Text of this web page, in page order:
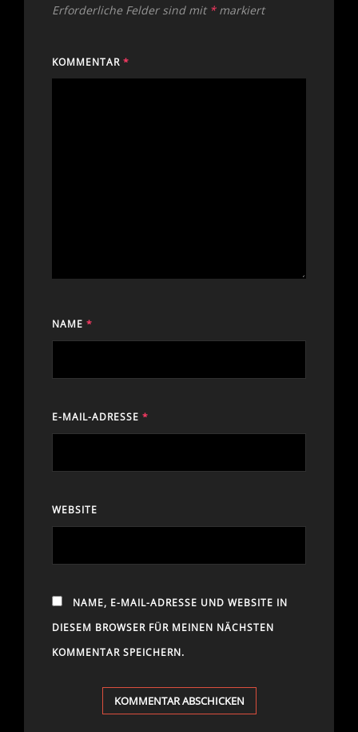
Erforderliche Felder sind mit *markiert
KOMMENTAR *
NAME *
E-MAIL-ADRESSE *
WEBSITE
NAME, E-MAIL-ADRESSE UND WEBSITE IN
DIESEM BROWSER FÜR MEINEN NÄCHSTEN
KOMMENTAR SPEICHERN.